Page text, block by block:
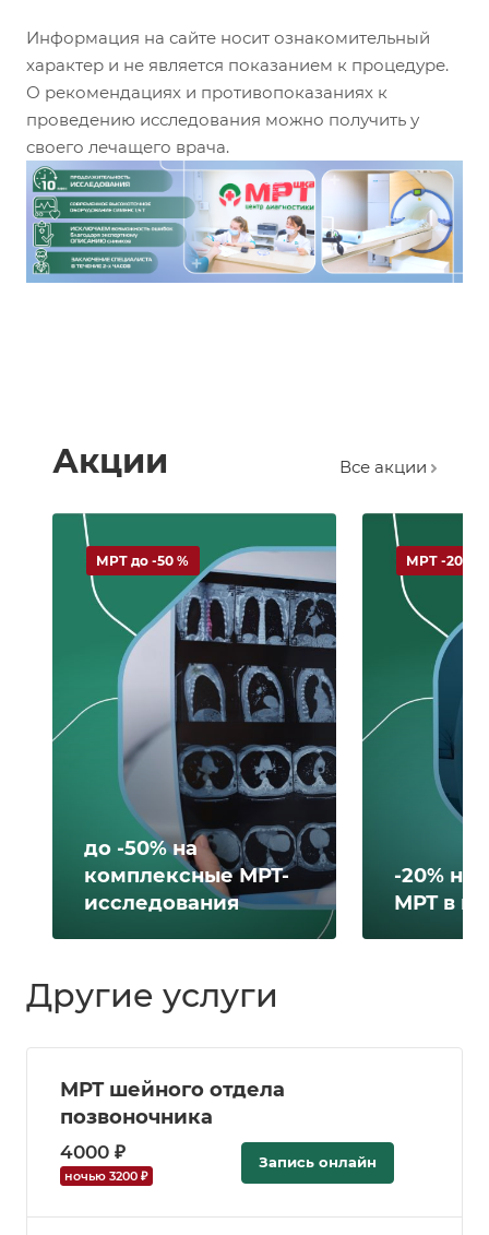
Информация на сайте носит ознакомительный
характер и не является показанием к процедуре.
О рекомендациях и противопоказаниях к
проведению исследования можно получить у
своего лечащего врача.
Акции Все акции
до -50% на
комплексные МРТ-
исследования
МРТ до -50 %
-20% на
МРТ в
МРТ -20 %
Другие услуги
МРТ шейного отдела
позвоночника
4000 ₽
ночью 3200 ₽
Запись онлайн